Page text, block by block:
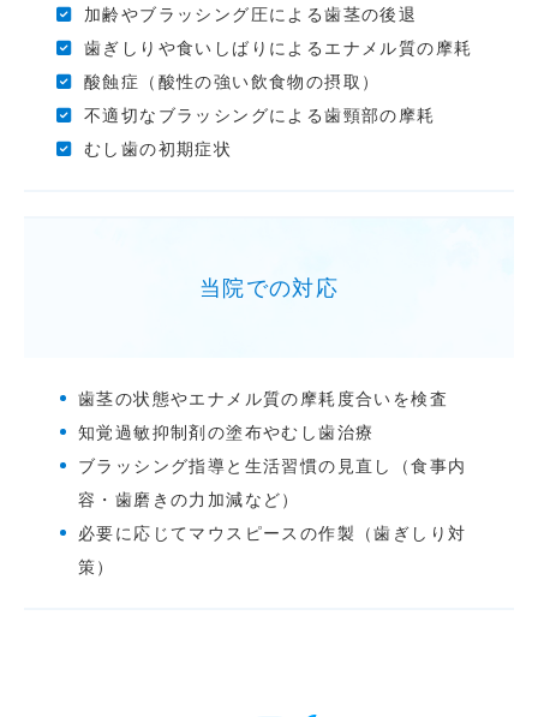
加齢やブラッシング圧による歯茎の後退
歯ぎしりや食いしばりによるエナメル質の摩耗
酸蝕症（酸性の強い飲食物の摂取）
不適切なブラッシングによる歯頸部の摩耗
むし歯の初期症状
当院での対応
歯茎の状態やエナメル質の摩耗度合いを検査
知覚過敏抑制剤の塗布やむし歯治療
ブラッシング指導と生活習慣の見直し（食事内
容・歯磨きの力加減など）
必要に応じてマウスピースの作製（歯ぎしり対
策）